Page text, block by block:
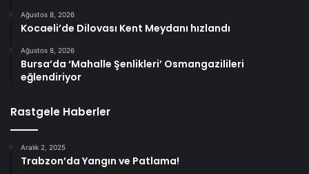
Ağustos 8, 2026
Kocaeli’de Dilovası Kent Meydanı hızlandı
Ağustos 8, 2026
Bursa’da ‘Mahalle Şenlikleri’ Osmangazilileri
eğlendiriyor
Rastgele Haberler
Aralık 2, 2025
Trabzon’da Yangın ve Patlama!